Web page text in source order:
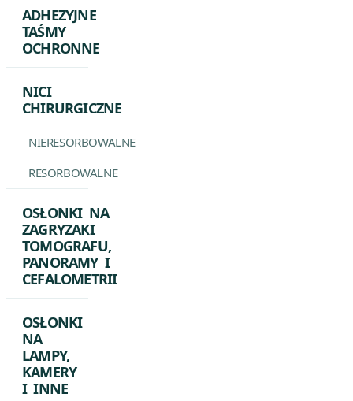
ADHEZYJNE
TAŚMY
OCHRONNE
NICI
CHIRURGICZNE
NIERESORBOWALNE
RESORBOWALNE
OSŁONKI NA
ZAGRYZAKI
TOMOGRAFU,
PANORAMY I
CEFALOMETRII
OSŁONKI
NA
LAMPY,
KAMERY
I INNE